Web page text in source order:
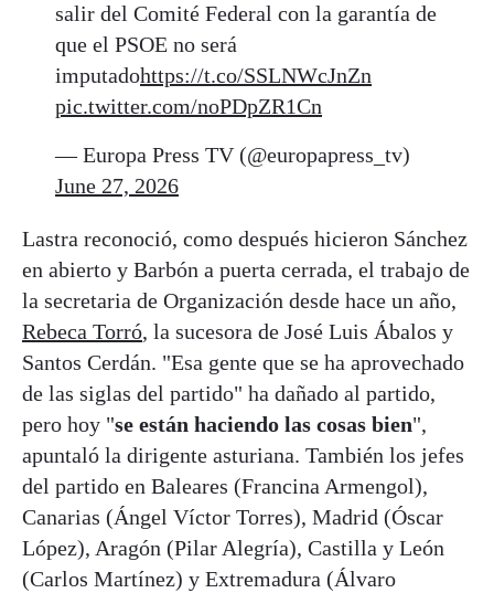
salir del Comité Federal con la garantía de
que el PSOE no será
imputadohttps://t.co/SSLNWcJnZn
pic.twitter.com/noPDpZR1Cn
— Europa Press TV (@europapress_tv)
June 27, 2026
Lastra reconoció, como después hicieron Sánchez
en abierto y Barbón a puerta cerrada, el trabajo de
la secretaria de Organización desde hace un año,
Rebeca Torró, la sucesora de José Luis Ábalos y
Santos Cerdán. "Esa gente que se ha aprovechado
de las siglas del partido" ha dañado al partido,
pero hoy "se están haciendo las cosas bien",
apuntaló la dirigente asturiana. También los jefes
del partido en Baleares (Francina Armengol),
Canarias (Ángel Víctor Torres), Madrid (Óscar
López), Aragón (Pilar Alegría), Castilla y León
(Carlos Martínez) y Extremadura (Álvaro